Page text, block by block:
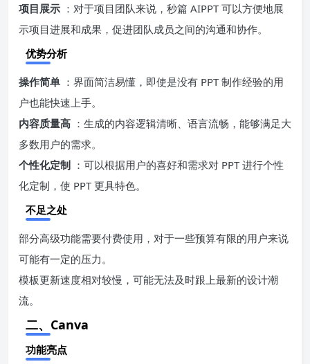
项目展示 ：对于项目团队来说，秒篇 AIPPT 可以方便地展
示项目进展和成果，促进团队成员之间的沟通和协作。
优势分析
操作简单 ：界面简洁易懂，即使是没有 PPT 制作经验的用
户也能快速上手。
内容质量高 ：生成的内容逻辑清晰、语言流畅，能够满足大
多数用户的需求。
个性化定制 ：可以根据用户的喜好和需求对 PPT 进行个性
化定制，使 PPT 更具特色。
不足之处
部分高级功能需要付费使用，对于一些预算有限的用户来说
可能有一定的压力。
模板更新速度相对较慢，可能无法及时跟上最新的设计潮
流。
二、Canva
功能亮点